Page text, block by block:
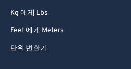
Kg 에게 Lbs
Feet 에게 Meters
단위 변환기